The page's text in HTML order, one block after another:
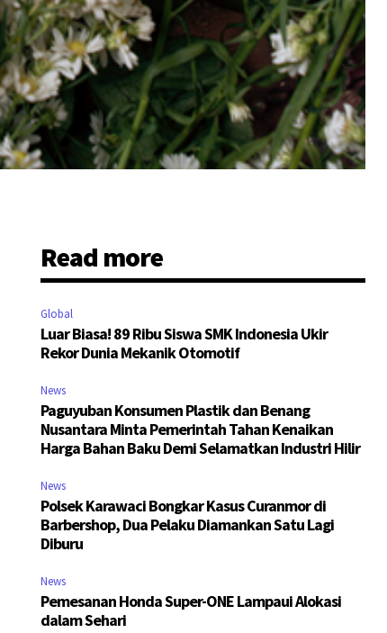
Read more
Global
Luar Biasa! 89 Ribu Siswa SMK Indonesia Ukir
Rekor Dunia Mekanik Otomotif
News
Paguyuban Konsumen Plastik dan Benang
Nusantara Minta Pemerintah Tahan Kenaikan
Harga Bahan Baku Demi Selamatkan Industri Hilir
News
Polsek Karawaci Bongkar Kasus Curanmor di
Barbershop, Dua Pelaku Diamankan Satu Lagi
Diburu
News
Pemesanan Honda Super-ONE Lampaui Alokasi
dalam Sehari